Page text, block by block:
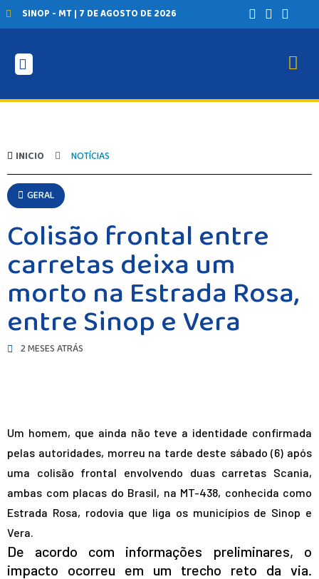
SINOP - MT | 7 DE AGOSTO DE 2026
INICIO NOTÍCIAS
GERAL
Colisão frontal entre
carretas deixa um
morto na Estrada Rosa,
entre Sinop e Vera
2 MESES ATRÁS
Um homem, que ainda não teve a identidade confirmada
pelas autoridades, morreu na tarde deste sábado (6) após
uma colisão frontal envolvendo duas carretas Scania,
ambas com placas do Brasil, na MT-438, conhecida como
Estrada Rosa, rodovia que liga os municípios de Sinop e
Vera.
De acordo com informações preliminares, o
impacto ocorreu em um trecho reto da via.